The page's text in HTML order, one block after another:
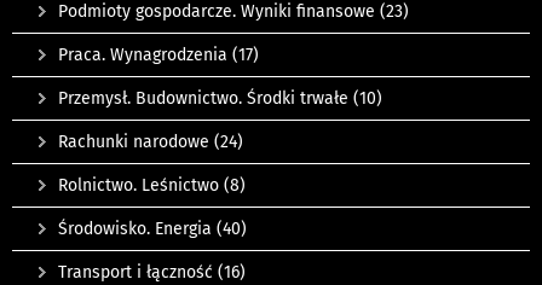
Podmioty gospodarcze. Wyniki finansowe (23)
Praca. Wynagrodzenia (17)
Przemysł. Budownictwo. Środki trwałe (10)
Rachunki narodowe (24)
Rolnictwo. Leśnictwo (8)
Środowisko. Energia (40)
Transport i łączność (16)